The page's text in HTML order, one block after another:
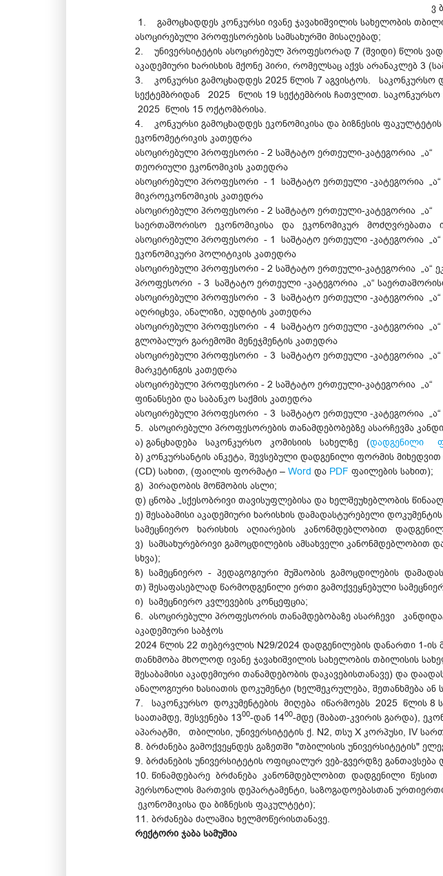
ვ
1. გამოცხადდეს კონკურსი ივანე ჯავახიშვილის სახელობის
ასოცირებული პროფესორების სამსახურში მისაღებად;
2. უნივერსიტეტის ასოცირებულ პროფესორად 7 (შვიდი) წლის
აკადემიური ხარისხის მქონე პირი, რომელსაც აქვს არანაკლებ 3
3. კონკურსი გამოცხადდეს 2025 წლის 7 აგვისტოს. საკონკურსო
სექტემბრიდან 2025 წლის 19 სექტემბრის ჩათვლით. საკონკურსო
2025 წლის 15 ოქტომბრისა.
4. კონკურსი გამოცხადდეს ეკონომიკისა და ბიზნესის
ეკონომეტრიკის კათედრა
ასოცირებული პროფესორი - 2 საშტატო ერთეული-კატეგორია „ა“
თეორიული ეკონომიკის კათედრა
ასოცირებული პროფესორი - 1 საშტატო ერთეული -კატეგორია „ა“
მიკროეკონომიკის კათედრა
ასოცირებული პროფესორი - 2 საშტატო ერთეული-კატეგორია „ა“
საერთაშორისო ეკონომიკისა და ეკონომიკურ მოძღვრებათა
ასოცირებული პროფესორი - 1 საშტატო ერთეული -კატეგორია
ეკონომიკური პოლიტიკის კათედრა
ასოცირებული პროფესორი - 2 საშტატო ერთეული-კატეგორია „ა“
პროფესორი - 3 საშტატო ერთეული -კატეგორია „ა“
ასოცირებული პროფესორი - 3 საშტატო ერთეული -კატეგორია
აღრიცხვა, ანალიზი, აუდიტის კათედრა
ასოცირებული პროფესორი - 4 საშტატო ერთეული -კატეგორია „ა“
გლობალურ გარემოში მენეჯმენტის კათედრა
ასოცირებული პროფესორი - 3 საშტატო ერთეული -კატეგორია „ა“
მარკეტინგის კათედრა
ასოცირებული პროფესორი - 2 საშტატო ერთეული-კატეგორია „ა“
ფინანსები და საბანკო საქმის კათედრა
ასოცირებული პროფესორი - 3 საშტატო ერთეული -კატეგორია „ა“
5. ასოცირებული პროფესორების თანამდებობებზე ასარჩევმა
ა) განცხადება საკონკურსო კომისიის სახელზე (დადგენილი
ბ) კონკურსანტის ანკეტა, შევსებული დადგენილი ფორმის
(CD) სახით, (ფაილის ფორმატი – Word და PDF ფაილების სახით);
გ) პირადობის მოწმობის ასლი;
დ) ცნობა „სქესობრივი თავისუფლებისა და ხელშეუხებლობის
ე) შესაბამისი აკადემიური ხარისხის დამადასტურებელი
სამეცნიერო ხარისხის აღიარების კანონმდებლობით დადგენილი
ვ) სამსახურებრივი გამოცდილების ამსახველი კანონმდებლობით
სხვა);
ზ) სამეცნიერო - პედაგოგიური მუშაობის გამოცდილების
თ) შესაფასებლად წარმოდგენილი ერთი გამოქვეყნებული
ი) სამეცნიერო კვლევების კონცეფცია;
6. ასოცირებული პროფესორის თანამდებობაზე ასარჩევი
აკადემიური საბჭოს
2024 წლის 22 თებერვლის N29/2024 დადგენილების დანართი 1-
თანხმობა მხოლოდ ივანე ჯავახიშვილის სახელობის თბილისის
შესაბამისი აკადემიური თანამდებობის დაკავებისთანავე) და
ანალოგიური ხასიათის დოკუმენტი (ხელშეკრულება, შეთანხმება
7. საკონკურსო დოკუმენტების მიღება იწარმოებს 2025 წლის 8
საათამდე, შესვენება 1300-დან 1400-მდე (შაბათ-კვირის გარდა),
აპარატში, თბილისი, უნივერსიტეტის ქ. N2, თსუ X კორპუსი, IV
8. ბრძანება გამოქვეყნდეს გაზეთში "თბილისის უნივერსიტეტის"
9. ბრძანების უნივერსიტეტის ოფიციალურ ვებ-გვერდზე
10. წინამდებარე ბრძანება კანონმდებლობით დადგენილი წესით
პერსონალის მართვის დეპარტამენტი, საზოგადოებასთან
ეკონომიკისა და ბიზნესის ფაკულტეტი);
11. ბრძანება ძალაშია ხელმოწერისთანავე.
რექტორი ჯაბა სამუშია